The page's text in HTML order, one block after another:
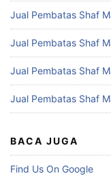
Jual Pembatas Shaf
Jual Pembatas Shaf
Jual Pembatas Shaf
Jual Pembatas Shaf
BACA JUGA
Find Us On Google